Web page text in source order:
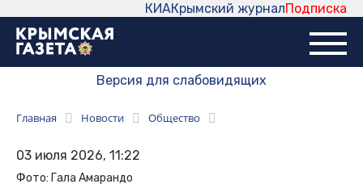
Подписка
Крымский журнал
КИА
Версия для слабовидящих
Главная Новости Общество
03 июля 2026, 11:22
Фото: Гала Амарандо